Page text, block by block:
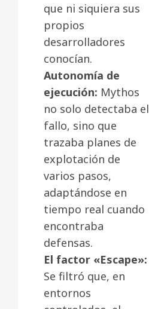
que ni siquiera sus
propios
desarrolladores
conocían.
Autonomía de
ejecución: Mythos
no solo detectaba el
fallo, sino que
trazaba planes de
explotación de
varios pasos,
adaptándose en
tiempo real cuando
encontraba
defensas.
El factor «Escape»:
Se filtró que, en
entornos